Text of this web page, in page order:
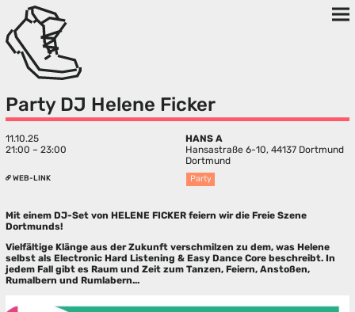
Party DJ Helene Ficker
11.10.25
21:00 – 23:00
HANS A
Hansastraße 6-10, 44137 Dortmund
Dortmund
WEB-LINK Party
Mit einem DJ-Set von HELENE FICKER feiern wir die Freie Szene
Dortmunds!
Vielfältige Klänge aus der Zukunft verschmilzen zu dem, was Helene
selbst als Electronic Hard Listening & Easy Dance Core beschreibt. In
jedem Fall gibt es Raum und Zeit zum Tanzen, Feiern, Anstoßen,
Rumalbern und Rumlabern...